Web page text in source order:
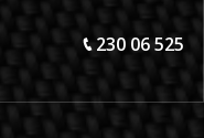
230 06 525